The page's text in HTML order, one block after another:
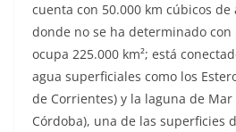
cuenta con 50.000 km cúbicos de
donde no se ha determinado
ocupa 225.000 km²; está
agua superficiales como los
de Corrientes) y la laguna de
Córdoba), una de las superficies